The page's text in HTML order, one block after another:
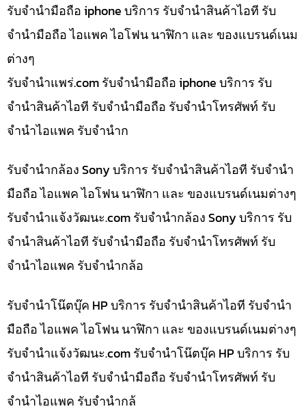
รับจำนำมือถือ iphone บริการ รับจำนำสินค้าไอที รับ
จำนำมือถือ ไอแพค ไอโฟน นาฬิกา และ ของแบรนด์เนม
ต่างๆ
รับจํานําแพร่.com รับจำนำมือถือ iphone บริการ รับ
จำนำสินค้าไอที รับจำนำมือถือ รับจำนำโทรศัพท์ รับ
จำนำไอแพค รับจำนำก
รับจำนำกล้อง Sony บริการ รับจำนำสินค้าไอที รับจำนำ
มือถือ ไอแพค ไอโฟน นาฬิกา และ ของแบรนด์เนมต่างๆ
รับจํานําแจ้งวัฒนะ.com รับจำนำกล้อง Sony บริการ รับ
จำนำสินค้าไอที รับจำนำมือถือ รับจำนำโทรศัพท์ รับ
จำนำไอแพค รับจำนำกล้อ
รับจำนำโน๊ตบุ๊ค HP บริการ รับจำนำสินค้าไอที รับจำนำ
มือถือ ไอแพค ไอโฟน นาฬิกา และ ของแบรนด์เนมต่างๆ
รับจํานําแจ้งวัฒนะ.com รับจำนำโน๊ตบุ๊ค HP บริการ รับ
จำนำสินค้าไอที รับจำนำมือถือ รับจำนำโทรศัพท์ รับ
จำนำไอแพค รับจำนำกล้